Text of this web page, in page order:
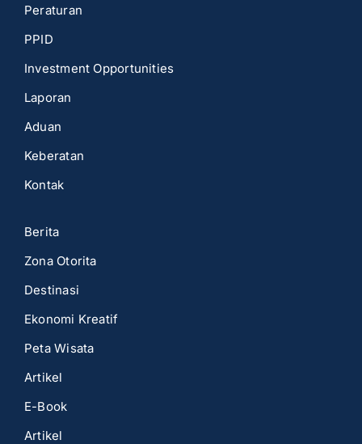
Peraturan
PPID
Investment Opportunities
Laporan
Aduan
Keberatan
Kontak
Berita
Zona Otorita
Destinasi
Ekonomi Kreatif
Peta Wisata
Artikel
E-Book
Artikel